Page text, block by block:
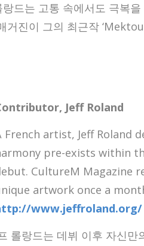
드는 고통 속에서도 극복
거진이 그의 최근작
Jeff Roland
French artist, Jeff Roland
pre-exists within
CultureM Magazine
artwork once a
www.jeffroland.org/
롤랑드는 데뷔 이후 자신만